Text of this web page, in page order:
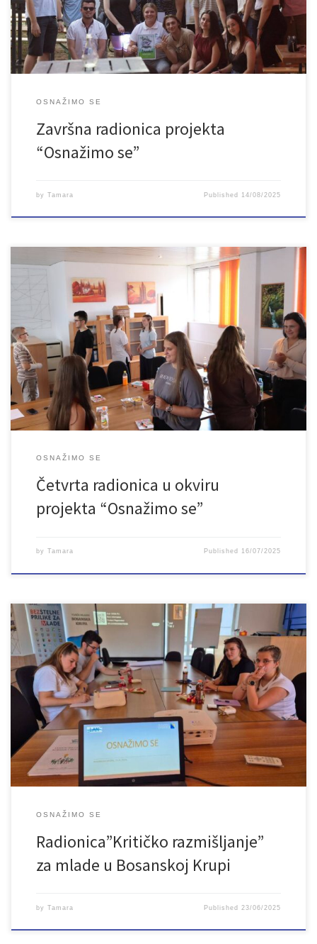
samopouzdanja i samopoštovanja, s fokusom na prepoznavanje
vlastitih vrijednosti, razvijanje pozitivne slike […]
OSNAŽIMO SE
Završna radionica projekta
“Osnažimo se”
by Tamara Published 14/08/2025
U prostorijama Vijeća mladih Bosanska Krupa, 8. 7. 2025. godine
održana je četvrta po redu radionica projekta “Osnažimo se”. Ovaj
put tema radionice je bila “Nasilnički ekstremizam i radikalizacija”
a držala ju je diplomirana pedagoginja-psihologinja, diplomirana
geštalt psihoterapeutkinja i trauma pedagoginja. Osnovna svrha
treninga bila je razumijevanje uzroka i mehanizama […]
OSNAŽIMO SE
Četvrta radionica u okviru
projekta “Osnažimo se”
by Tamara Published 16/07/2025
U subotu, 21.6.2025. godine održana je i treća radionica o temi
“Kritičko razmišljanje”, u okviru projekta “Osnažimo se”. Radionica
je održana u prostorijama Vijeća mladih u Bosanskoj Krupi, a
učesnici su se bavili temom kritičkog razmišljanja – vještinom koja
je danas važnija nego ikad i koja se smatra jednom od […]
OSNAŽIMO SE
Radionica”Kritičko razmišljanje”
za mlade u Bosanskoj Krupi
by Tamara Published 23/06/2025